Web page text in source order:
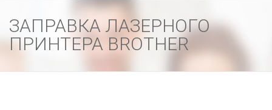
ЗАПРАВКА ЛАЗЕРНОГО
ПРИНТЕРА BROTHER